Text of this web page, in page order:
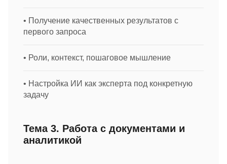
• Получение качественных результатов с
первого запроса
• Роли, контекст, пошаговое мышление
• Настройка ИИ как эксперта под конкретную
задачу
Тема 3. Работа с документами и
аналитикой